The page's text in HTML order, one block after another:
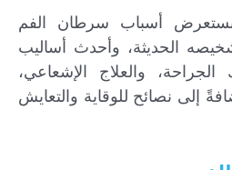
أسباب سرطان الفم
الحديثة، وأحدث أساليب
والعلاج الإشعاعي،
إلى نصائح للوقاية والتعايش